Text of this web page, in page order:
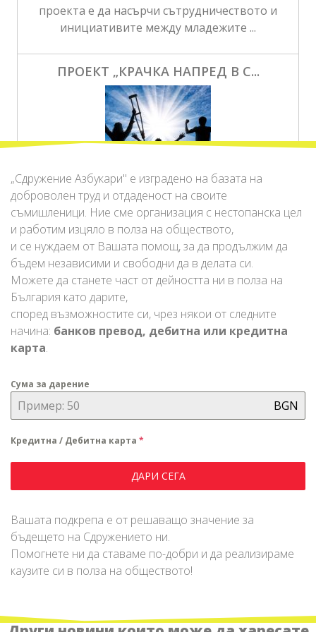
проекта е да насърчи сътрудничеството и
инициативите между младежите ...
ПРОЕКТ „КРАЧКА НАПРЕД В С...
Целта на програмата е да разшири
социалната и професионална интеграция на
хората от уязвимите групи ...
ДЕТСКА КАРТА НА ЕВРОПА
новия образователен проект на „Сдружение
Азбукари“, носещ името „ДЕТСКА ...
„Сдружение Азбукари" е изградено на базата на
доброволен труд и отдаденост на своите
съмишленици. Ние сме организация с нестопанска цел
и работим изцяло в полза на обществото,
и се нуждаем от Вашата помощ, за да продължим да
бъдем независими и свободни да в делата си.
Можете да станете част от дейността ни в полза на
България като дарите,
според възможностите си, чрез някои от следните
начина: банков превод, дебитна или кредитна
карта.
Сума за дарение
BGN
Кредитна / Дебитна карта *
ДАРИ СЕГА
Вашата подкрепа е от решаващо значение за
бъдещето на Сдружението ни.
Помогнете ни да ставаме по-добри и да реализираме
каузите си в полза на обществото!